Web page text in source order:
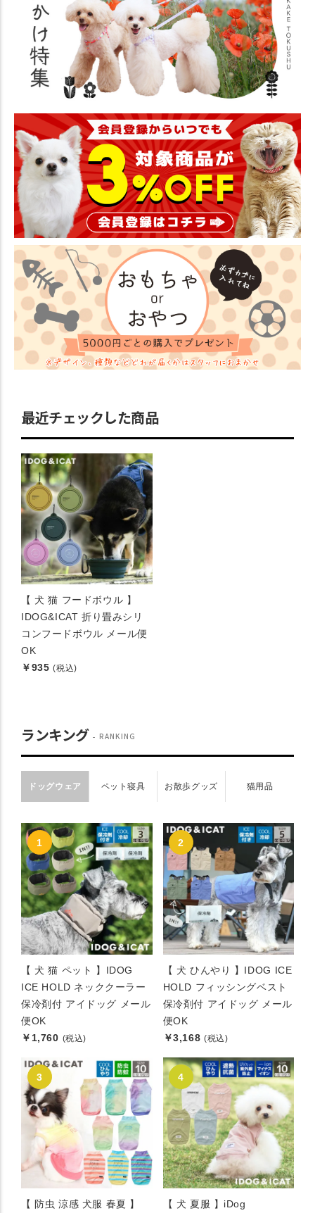
最近チェックした商品
【 犬 猫 フードボウル 】
IDOG&ICAT 折り畳みシリ
コンフードボウル メール便
OK
￥935 (税込)
ランキング RANKING
ドッグウェア ペット寝具 お散歩グッズ 猫用品
【 犬 猫 ペット 】IDOG
ICE HOLD ネッククーラー
保冷剤付 アイドッグ メール
便OK
￥1,760 (税込)
【 犬 ひんやり 】IDOG ICE
HOLD フィッシングベスト
保冷剤付 アイドッグ メール
便OK
￥3,168 (税込)
【 防虫 涼感 犬服 春夏 】
【 犬 夏服 】iDog